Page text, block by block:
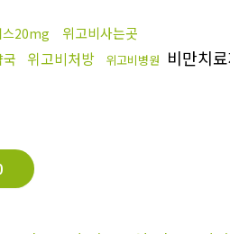
스20mg 위고비사는곳
위고비처방 위고비병원 비만치